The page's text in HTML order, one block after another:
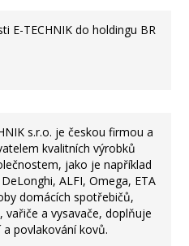
E-TECHNIK do holdingu BR
s.r.o. je českou firmou a
kvalitních výrobků
jako je například
DeLonghi, ALFI, Omega, ETA
domácích spotřebičů,
vařiče a vysavače, doplňuje
povlakování kovů.